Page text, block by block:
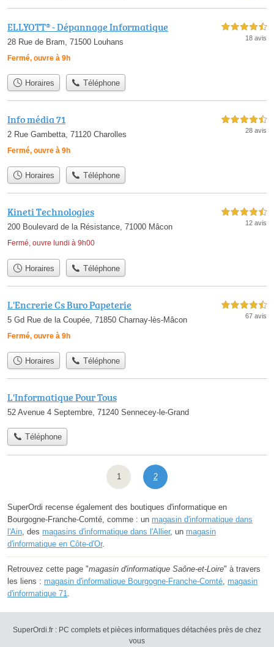
ELLYOTT® - Dépannage Informatique
28 Rue de Bram, 71500 Louhans
Fermé, ouvre à 9h
4,5 étoiles sur 5
18 avis
Horaires Téléphone
Info média 71
2 Rue Gambetta, 71120 Charolles
Fermé, ouvre à 9h
4,5 étoiles sur 5
28 avis
Horaires Téléphone
Kineti Technologies
200 Boulevard de la Résistance, 71000 Mâcon
Fermé, ouvre lundi à 9h00
4,5 étoiles sur 5
12 avis
Horaires Téléphone
L'Encrerie Cs Buro Papeterie
5 Gd Rue de la Coupée, 71850 Charnay-lès-Mâcon
Fermé, ouvre à 9h
4,5 étoiles sur 5
67 avis
Horaires Téléphone
L'Informatique Pour Tous
52 Avenue 4 Septembre, 71240 Sennecey-le-Grand
Téléphone
1 2
SuperOrdi recense également des boutiques d'informatique en
Bourgogne-Franche-Comté, comme : un magasin d'informatique dans
l'Ain , des magasins d'informatique dans l'Allier, un magasin
d'informatique en Côte-d'Or.
Retrouvez cette page "magasin d'informatique Saône-et-Loire" à travers
les liens : magasin d'informatique Bourgogne-Franche-Comté magasin
d'informatique 71
SuperOrdi.fr : PC complets et pièces informatiques détachées près de chez
vous